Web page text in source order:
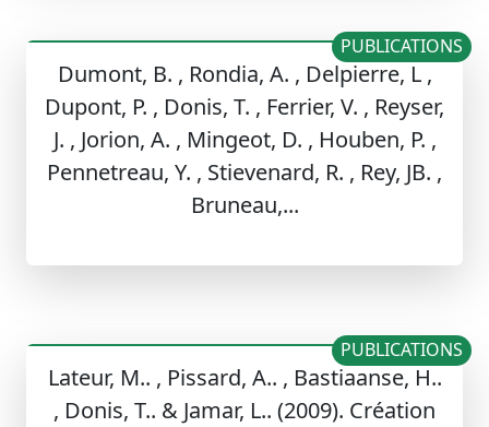
Dumont, B. , Rondia, A. , Delpierre, L ,
Dupont, P. , Donis, T. , Ferrier, V. , Reyser,
J. , Jorion, A. , Mingeot, D. , Houben, P. ,
Pennetreau, Y. , Stievenard, R. , Rey, JB. ,
Bruneau,...
PUBLICATIONS
Lateur, M.. , Pissard, A.. , Bastiaanse, H..
, Donis, T.. & Jamar, L.. (2009). Création
PUBLICATIONS